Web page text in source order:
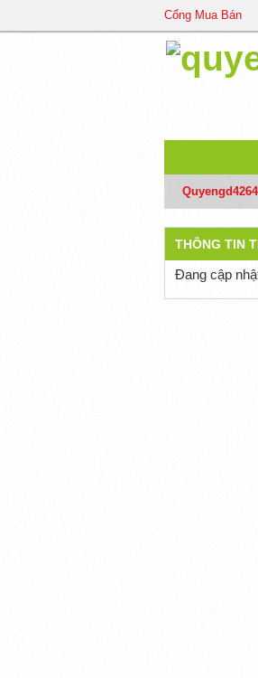
Cổng Mua Bán
THÔNG TIN
Đang cập